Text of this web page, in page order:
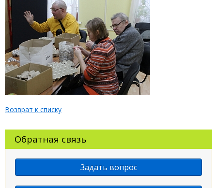
Возврат к списку
Обратная связь
Задать вопрос